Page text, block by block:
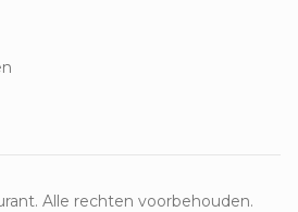
Alle rechten voorbehouden.